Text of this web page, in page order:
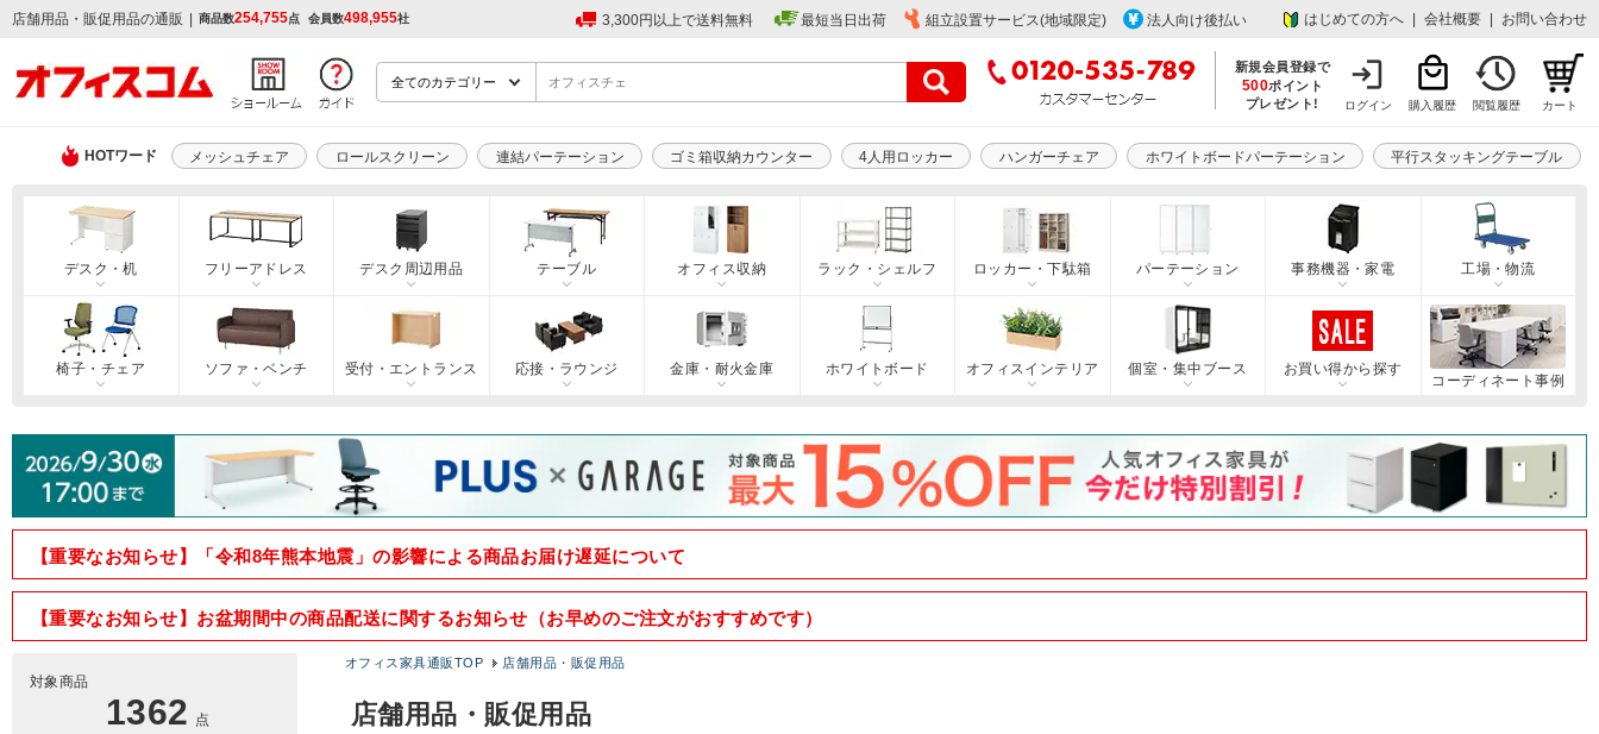
店舗用品・販促用品の通販 | 商品数254,755点 会員数498,955社 3,300円以上で送料無料 最短当日出荷 組立設置サービス(地域限定) 法人向け後払い はじめての方へ 会社概要 お問い合わせ
新規会員登録で
500ポイント
プレゼント!
ログイン 購入履歴 閲覧履歴 カート
HOTワード メッシュチェア ロールスクリーン 連結パーテーション ゴミ箱収納カウンター 4人用ロッカー ハンガーチェア ホワイトボードパーテーション 平行スタッキングテーブル
デスク・机 フリーアドレス デスク周辺用品 テーブル オフィス収納 ラック・シェルフ ロッカー・下駄箱 パーテーション 事務機器・家電 工場・物流
椅子・チェア ソファ・ベンチ 受付・エントランス 応接・ラウンジ 金庫・耐火金庫 ホワイトボード オフィスインテリア 個室・集中ブース
お買い得から探す
コーディネート事例
【重要なお知らせ】「令和8年熊本地震」の影響による商品お届け遅延について
【重要なお知らせ】お盆期間中の商品配送に関するお知らせ（お早めのご注文がおすすめです）
オフィス家具通販TOP 店舗用品・販促用品
店舗用品・販促用品
対象商品
1362 点